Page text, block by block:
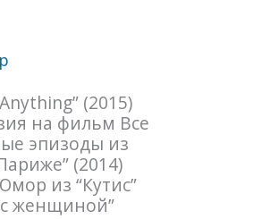
(2015)
на фильм Все
эпизоды из
(2014)
из “Кутис”
женщиной”